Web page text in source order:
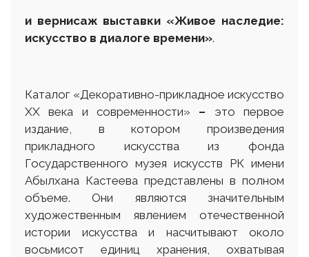
и вернисаж выставки «Живое наследие:
искусство в диалоге времени».
Каталог «Декоративно-прикладное искусство
ХХ века и современности» – это первое
издание, в котором произведения
прикладного искусства из фонда
Государственного музея искусств РК имени
Абылхана Кастеева представлены в полном
объеме. Они являются значительным
художественным явлением отечественной
истории искусства и насчитывают около
восьмисот единиц хранения, охватывая